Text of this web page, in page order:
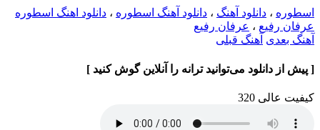
اسطوره ، دانلود آهنگ ، دانلود آهنگ اسطوره ، دانلود اهنگ اسطوره
عرفان رفیع ، عرفان رفیع
آهنگ بعدی آهنگ قبلی
[ پیش از دانلود می‌توانید ترانه را آنلاین گوش کنید ]
کیفیت عالی 320